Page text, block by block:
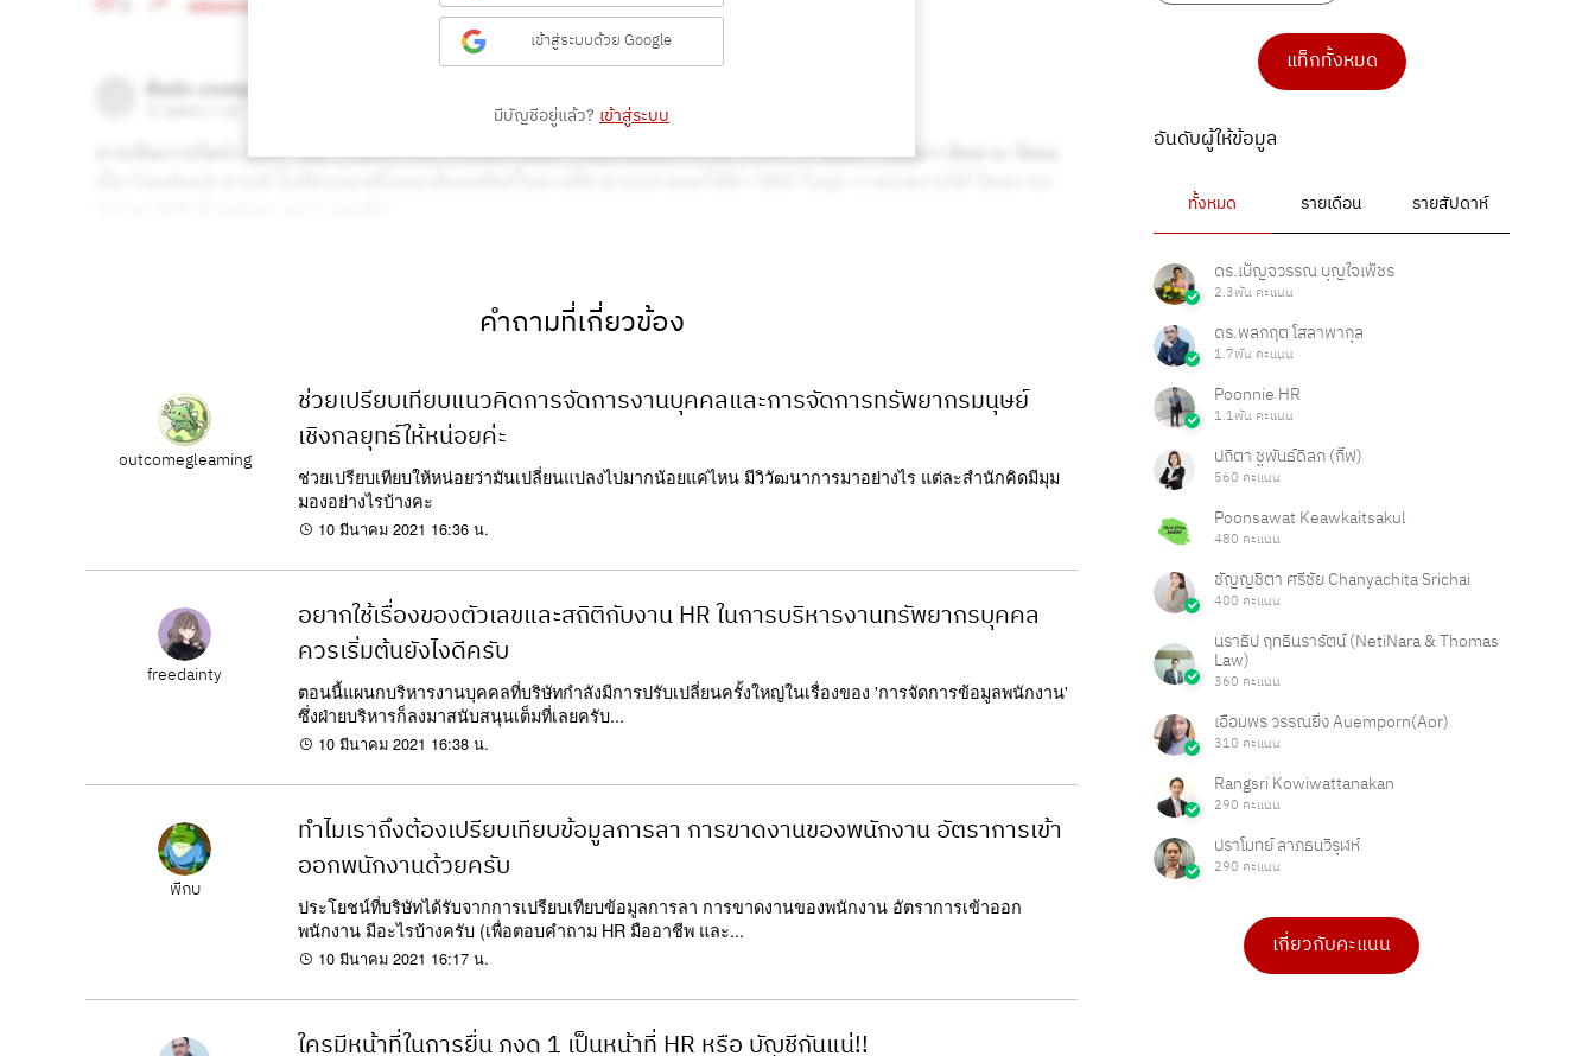
เข้าสู่ระบบด้วย Google
มีบัญชีอยู่แล้ว? เข้าสู่ระบบ
คำถามที่เกี่ยวข้อง
outcomegleaming
ช่วยเปรียบเทียบแนวคิดการจัดการงานบุคคลและการจัดการทรัพยากรมนุษย์
เชิงกลยุทธ์ให้หน่อยค่ะ
ช่วยเปรียบเทียบให้หน่อยว่ามันเปลี่ยนแปลงไปมากน้อยแค่ไหน มีวิวัฒนาการมาอย่างไร แต่ละสำนักคิดมีมุม
มองอย่างไรบ้างคะ
10 มีนาคม 2021 16:36 น.
freedainty
อยากใช้เรื่องของตัวเลขและสถิติกับงาน HR ในการบริหารงานทรัพยากรบุคคล
ควรเริ่มต้นยังไงดีครับ
ตอนนี้แผนกบริหารงานบุคคลที่บริษัทกำลังมีการปรับเปลี่ยนครั้งใหญ่ในเรื่องของ 'การจัดการข้อมูลพนักงาน'
ซึ่งฝ่ายบริหารก็ลงมาสนับสนุนเต็มที่เลยครับ...
10 มีนาคม 2021 16:38 น.
พี่กบ
ทำไมเราถึงต้องเปรียบเทียบข้อมูลการลา การขาดงานของพนักงาน อัตราการเข้า
ออกพนักงานด้วยครับ
ประโยชน์ที่บริษัทได้รับจากการเปรียบเทียบข้อมูลการลา การขาดงานของพนักงาน อัตราการเข้าออก
พนักงาน มีอะไรบ้างครับ (เพื่อตอบคำถาม HR มืออาชีพ และ...
10 มีนาคม 2021 16:17 น.
ใครมีหน้าที่ในการยื่น ภงด 1 เป็นหน้าที่ HR หรือ บัญชีกันแน่!!
แท็กทั้งหมด
อันดับผู้ให้ข้อมูล
ทั้งหมด รายเดือน รายสัปดาห์
ดร.เบ็ญจวรรณ บุญใจเพ็ชร
2.3พัน คะแนน
ดร.พลกฤต โสลาพากุล
1.7พัน คะแนน
Poonnie HR
1.1พัน คะแนน
ปถิตา ชูพันธ์ดิลก (กิ๊ฟ)
560 คะแนน
Poonsawat Keawkaitsakul
480 คะแนน
ชัญญชิตา ศรีชัย Chanyachita Srichai
400 คะแนน
นราธิป ฤทธินรารัตน์ (NetiNara & Thomas
Law)
360 คะแนน
เอื้อมพร วรรณยิ่ง Auemporn(Aor)
310 คะแนน
Rangsri Kowiwattanakan
290 คะแนน
ปราโมทย์ ลาภธนวิรุฬห์
290 คะแนน
ดร.เบ็ญจวรรณ บุญใจเพ็ชร
4 คะแนน
Ong Ongg
1 คะแนน
เกี่ยวกับคะแนน